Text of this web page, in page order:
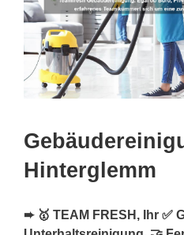
Hinterglemm
➨ 🥇 TEAM FRESH, Ihr ✅